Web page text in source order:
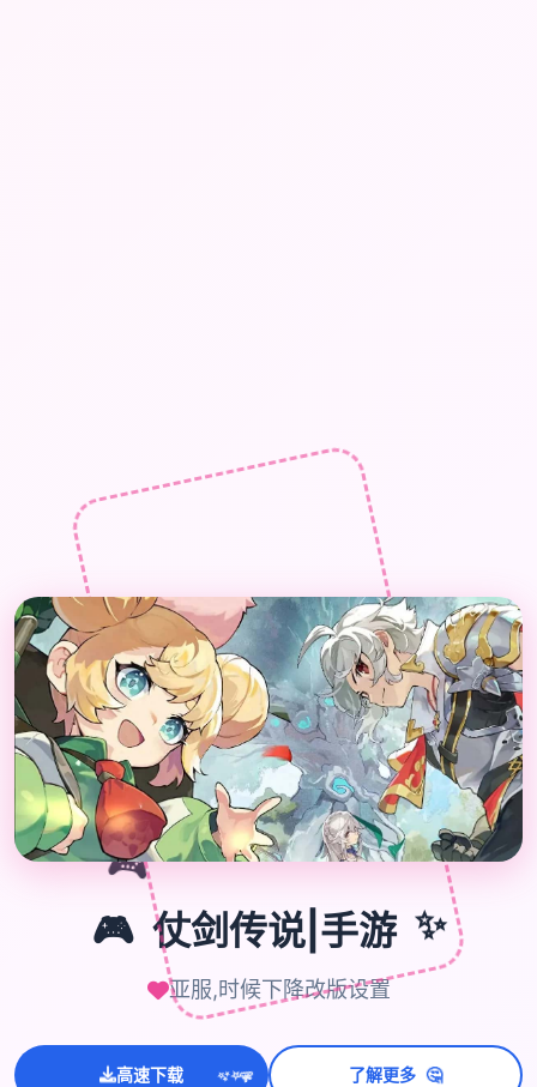
🎮
🎮 仗剑传说|手游 ✨
亚服,时候下降改版设置
高速下载 ✨⭐💫 了解更多 🤔